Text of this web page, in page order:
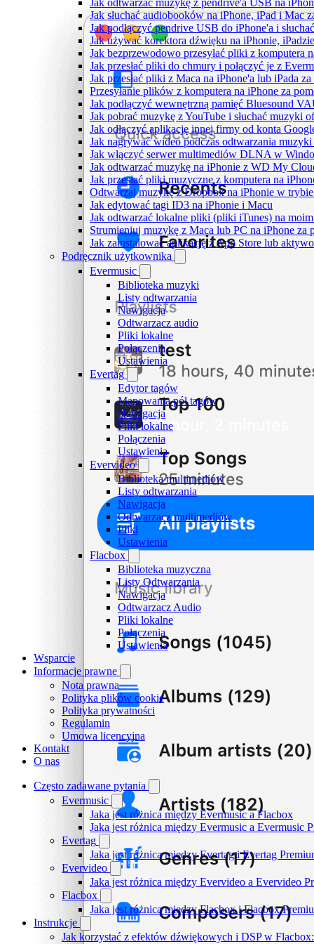
Jak odtwarzać muzykę z pendrive'a USB na
Jak słuchać audiobooków na iPhone, iPad i Mac
Jak podłączyć pendrive USB do iPhone'a i
Jak używać korektora dźwięku na iPhonie,
Jak bezprzewodowo przesyłać pliki z komputera
Jak przesłać pliki do chmury i połączyć je z
Jak przesłać pliki z Maca na iPhone'a lub iPada
Przesyłanie plików z komputera na iPhone za
Jak podłączyć wewnętrzną pamięć Bluesound
Jak pobrać muzykę z YouTube i słuchać muzyki
Jak odłączyć aplikację innej firmy od konta
Jak nagrywać wideo podczas odtwarzania
Jak włączyć serwer multimediów DLNA w
Jak odtwarzać muzykę na iPhonie z WD My
Jak przesłać pliki muzyczne z komputera na
Odtwarzaj muzykę z Dropbox na iPhonie w
Jak edytować tagi ID3 na iPhonie i Macu
Jak odtwarzać lokalne pliki (pliki iTunes) na
Strumieniuj muzykę z Maca lub PC na iPhone za
Jak zainstalować aplikację z App Store lub
Podręcznik użytkownika
Evermusic
Biblioteka muzyki
Listy odtwarzania
Nawigacja
Odtwarzacz audio
Pliki lokalne
Połączenia
Ustawienia
Evertag
Edytor tagów
Mapowania pól tagów
Nawigacja
Pliki lokalne
Połączenia
Ustawienia
Evervideo
Biblioteka multimediów
Listy odtwarzania
Nawigacja
Odtwarzacz multimediów
Pliki
Ustawienia
Flacbox
Biblioteka muzyczna
Listy Odtwarzania
Nawigacja
Odtwarzacz Audio
Pliki lokalne
Połączenia
Ustawienia
Wsparcie
Informacje prawne
Nota prawna
Polityka plików cookie
Polityka prywatności
Regulamin
Umowa licencyjna
Kontakt
O nas
Często zadawane pytania
Evermusic
Jaka jest różnica między Evermusic a Flacbox
Jaka jest różnica między Evermusic a Evermusic
Evertag
Jaka jest różnica między Evertag i Evertag
Evervideo
Jaka jest różnica między Evervideo a Evervideo
Flacbox
Jaka jest różnica między Flacbox i Flacbox
Instrukcje
Jak korzystać z efektów dźwiękowych i DSP w